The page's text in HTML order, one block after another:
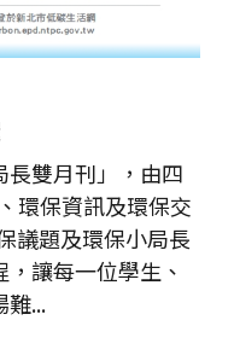
雙月刊」，由四
環保資訊及環保交
議題及環保小局長
讓每一位學生、
難...